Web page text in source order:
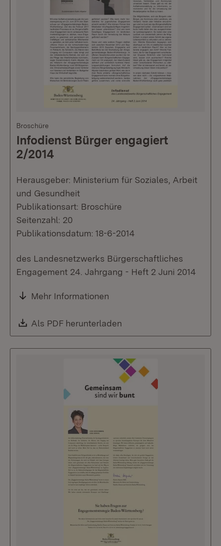
Broschüre
Infodienst Bürger engagiert
2/2014
Herausgeber: Ministerium für Soziales, Arbeit
und Gesundheit
Publikationsart: Broschüre
Seitenzahl: 20
Publikationsdatum: 18-6-2014
des Landesnetzwerks Bürgerschaftliches
Engagement 24. Jahrgang - Heft 2 Juni 2014
Mehr Informationen
Download:
Als PDF herunterladen